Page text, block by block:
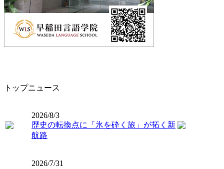
トップニュース
2026/8/3
歴史の転換点に「氷を砕く旅」が拓く新
航路
2026/7/31